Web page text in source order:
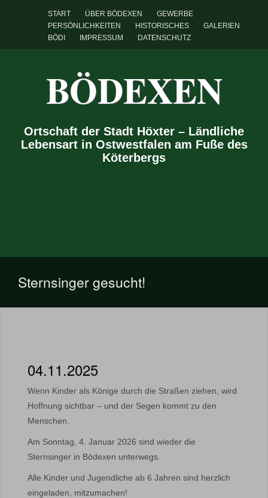
START ÜBER BÖDEXEN
GEWERBE
PERSÖNLICHKEITEN
HISTORISCHES
GALERIEN
BÖDI
IMPRESSUM DATENSCHUTZ
BÖDEXEN
Ortschaft der Stadt Höxter – Ländliche
Lebensart in Ostwestfalen am Fuße des
Köterbergs
Sternsinger gesucht!
04.11.2025
Wenn Kinder als Könige durch die Straßen ziehen, wird
Hoffnung sichtbar – und der Segen kommt zu den
Menschen.
Am Sonntag, 4. Januar 2026 sind wieder die
Sternsinger in Bödexen unterwegs.
Alle Kinder und Jugendliche ab 6 Jahren sind herzlich
eingeladen, mitzumachen!